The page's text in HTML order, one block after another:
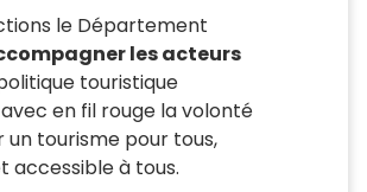
le Département
les acteurs
touristique
en fil rouge la volonté
un tourisme pour tous,
accessible à tous.